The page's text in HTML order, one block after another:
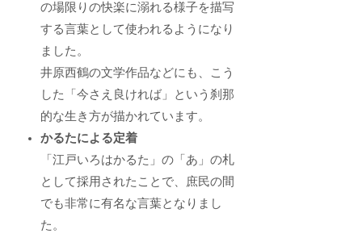
の場限りの快楽に溺れる様子を描写
する言葉として使われるようになり
ました。
井原西鶴の文学作品などにも、こう
した「今さえ良ければ」という刹那
的な生き方が描かれています。
かるたによる定着
「江戸いろはかるた」の「あ」の札
として採用されたことで、庶民の間
でも非常に有名な言葉となりまし
た。